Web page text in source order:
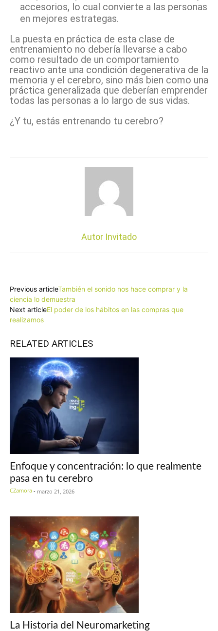
accesorios, lo cual convierte a las personas
en mejores estrategas.
La puesta en práctica de esta clase de
entrenamiento no debería llevarse a cabo
como resultado de un comportamiento
reactivo ante una condición degenerativa de la
memoria y el cerebro, sino más bien como una
práctica generalizada que deberían emprender
todas las personas a lo largo de sus vidas.
¿Y tu, estás entrenando tu cerebro?
Autor Invitado
Previous articleTambién el sonido nos hace comprar y la
ciencia lo demuestra
Next articleEl poder de los hábitos en las compras que
realizamos
RELATED ARTICLES
Enfoque y concentración: lo que realmente
pasa en tu cerebro
CZamora - marzo 21, 2026
La Historia del Neuromarketing